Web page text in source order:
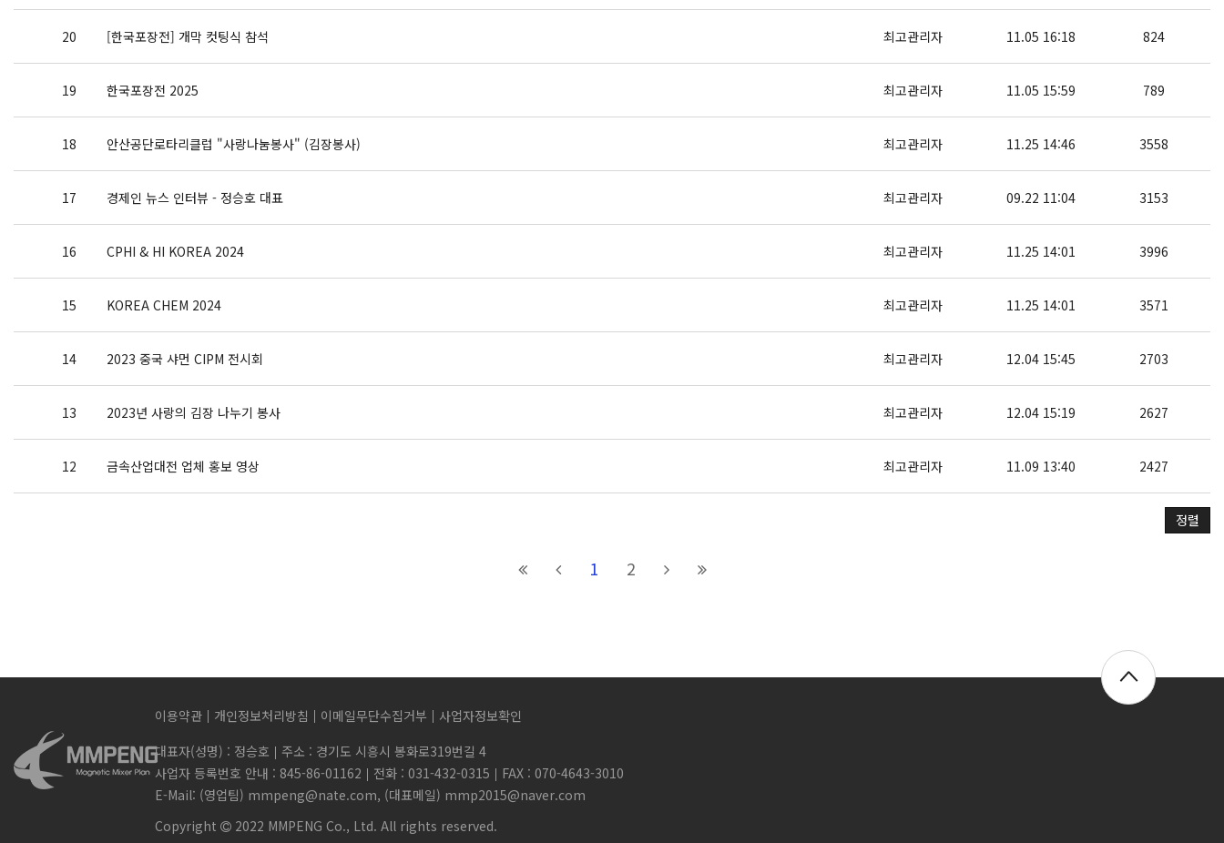
20 [한국포장전] 개막 컷팅식 참석 최고관리자 11.05 16:18 824
19 한국포장전 2025 최고관리자 11.05 15:59 789
18 안산공단로타리클럽 "사랑나눔봉사" (김장봉사) 최고관리자 11.25 14:46 3558
17 경제인 뉴스 인터뷰 - 정승호 대표 최고관리자 09.22 11:04 3153
16 CPHI & HI KOREA 2024 최고관리자 11.25 14:01 3996
15 KOREA CHEM 2024 최고관리자 11.25 14:01 3571
14 2023 중국 샤먼 CIPM 전시회 최고관리자 12.04 15:45 2703
13 2023년 사랑의 김장 나누기 봉사 최고관리자 12.04 15:19 2627
12 금속산업대전 업체 홍보 영상 최고관리자 11.09 13:40 2427
정렬
1 2
이용약관 개인정보처리방침 이메일무단수집거부
사업자정보확인
대표자(성명) : 정승호
주소 : 경기도 시흥시 봉화로319번길 4
사업자 등록번호 안내 : 845-86-01162
전화 : 031-432-0315
FAX : 070-4643-3010
E-Mail: (영업팀) mmpeng@nate.com, (대표메일) mmp2015@naver.com
Copyright
2022 MMPENG Co., Ltd. All rights reserved.